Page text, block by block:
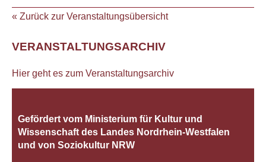
« Zurück zur Veranstaltungsübersicht
VERANSTALTUNGSARCHIV
Hier geht es zum Veranstaltungsarchiv
Gefördert vom Ministerium für Kultur und
Wissenschaft des Landes Nordrhein‐Westfalen
und von Soziokultur NRW